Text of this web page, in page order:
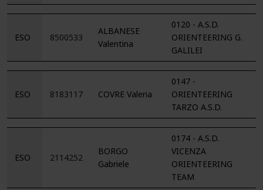
ESO 8500533
ALBANESE
Valentina
0120 - A.S.D.
ORIENTEERING G.
GALILEI
ESO 8183117 COVRE Valeria
0147 -
ORIENTEERING
TARZO A.S.D.
ESO 2114252
BORGO
Gabriele
0174 - A.S.D.
VICENZA
ORIENTEERING
TEAM